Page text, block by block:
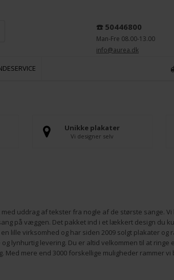
☎️ 50446800
Man-Fre 08.00-13.00
info@aurea.dk
Unikke plakater
Vi designer selv
uddrag af tekster fra nogle af de største sange.
på væggen. Det pakket ind i et lækkert design du
lille virksomhed og har siden 2009 solgt plakater og
lynhurtig levering. Du er altid velkommen til at ringe
mere end 3000 forskellige muligheder rammer